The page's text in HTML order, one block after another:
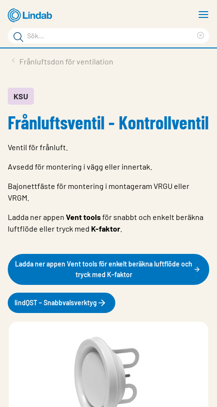
Hoppa
till
huvudinnehållet
Sökord
Sök
på
Service & Support
Hållbarhet
Choose languge
Sweden
Frånluftsdon för ventilation
KSU
Frånluftsventil - Kontrollventil
Ventil för frånluft.
Avsedd för montering i vägg eller innertak.
Bajonettfäste för montering i montageram VRGU eller
VRGM.
Ladda ner appen Vent toolsför snabbt och enkelt beräkna
luftflöde eller tryck med K-faktor
Ladda ner appen Vent tools för enkelt beräkna luftflöde och
tryck med K-faktor
lindQST – Snabbvalsverktyg